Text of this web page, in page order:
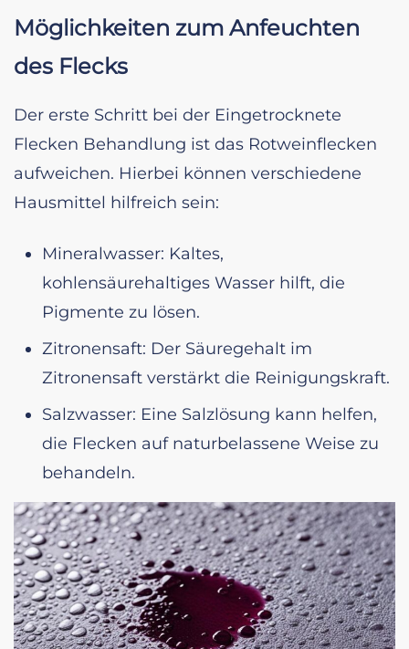
Möglichkeiten zum Anfeuchten
des Flecks
Der erste Schritt bei der Eingetrocknete
Flecken Behandlung ist das Rotweinflecken
aufweichen. Hierbei können verschiedene
Hausmittel hilfreich sein:
Mineralwasser: Kaltes,
kohlensäurehaltiges Wasser hilft, die
Pigmente zu lösen.
Zitronensaft: Der Säuregehalt im
Zitronensaft verstärkt die Reinigungskraft.
Salzwasser: Eine Salzlösung kann helfen,
die Flecken auf naturbelassene Weise zu
behandeln.